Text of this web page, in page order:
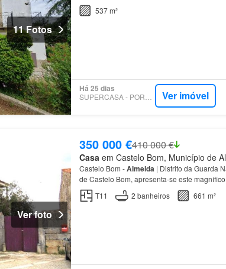
11 Fotos
537 m²
Há 25 dias
Ver imóvel
Ver foto
350 000 €410 000 €
Casaem Castelo Bom, Município de
Castelo Bom -Almeida | Distrito da Guarda
de Castelo Bom, apresenta-se este
T11
2 banheiros 661 m²